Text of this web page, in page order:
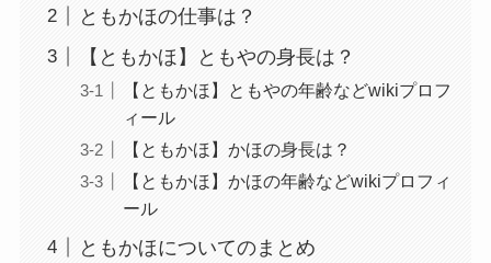
ともかほの仕事は？
【ともかほ】ともやの身長は？
【ともかほ】ともやの年齢などwikiプロフ
ィール
【ともかほ】かほの身長は？
【ともかほ】かほの年齢などwikiプロフィ
ール
ともかほについてのまとめ